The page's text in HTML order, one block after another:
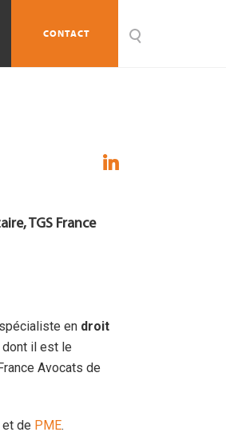
CONTACT
TGS France
en droit
dont il est le
Avocats de
et de PME.